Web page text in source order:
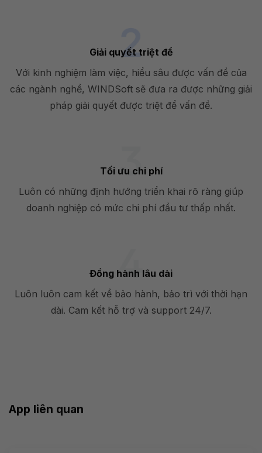
Giải quyết triệt để
Với kinh nghiệm làm việc, hiểu sâu được vấn đề của
các ngành nghề, WINDSoft sẽ đưa ra được những giải
pháp giải quyết được triệt để vấn đề.
Tối ưu chi phí
Luôn có những định hướng triển khai rõ ràng giúp
doanh nghiệp có mức chi phí đầu tư thấp nhất.
Đồng hành lâu dài
Luôn luôn cam kết về bảo hành, bảo trì với thời hạn
dài. Cam kết hỗ trợ và support 24/7.
App liên quan